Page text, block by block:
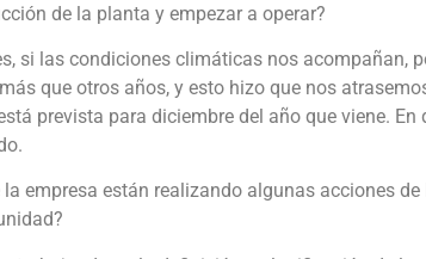
de la planta y empezar a operar?
si las condiciones climáticas nos acompañan,
que otros años, y esto hizo que nos
prevista para diciembre del año que viene.
la empresa están realizando algunas acciones